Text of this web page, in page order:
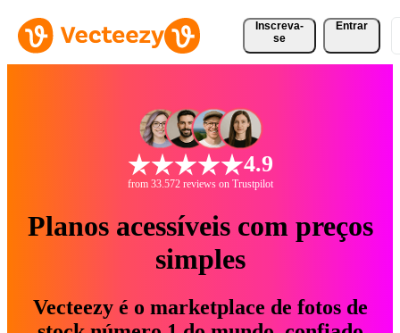
Inscreva-
se
Entrar
4.9
from 33.572 reviews on Trustpilot
Planos acessíveis com preços
simples
Vecteezy é o marketplace de fotos de